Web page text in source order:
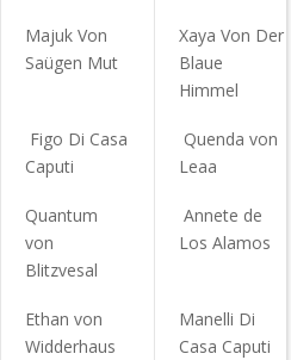
Majuk Von
Saügen Mut
Xaya Von Der
Blaue
Himmel
Figo Di Casa
Caputi
Quenda von
Leaa
Quantum
von
Blitzvesal
Annete de
Los Alamos
Ethan von
Widderhaus
Manelli Di
Casa Caputi